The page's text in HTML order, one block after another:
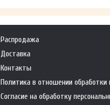
Распродажа
Доставка
Контакты
Политика в отношении обработки
Согласие на обработку